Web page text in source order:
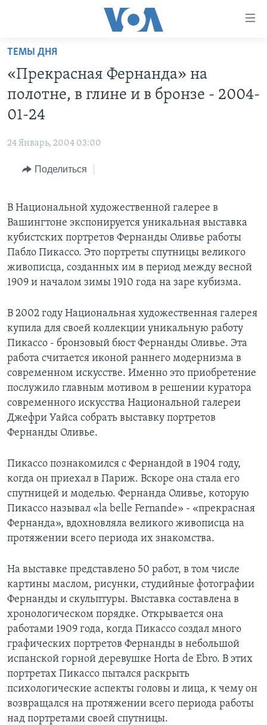
Перейти
основной
контент
Перейти
основной
навигации
Перейти
ПРОГРАММЫ
ИТОГИ
ПОЧЕМУ ЭТО ВАЖНО?
ДЕТАЛИ
НЬЮ-ЙОРК NEW YORK
АМЕРИКА. БОЛЬШОЕ ПУТЕШЕСТВИЕ
ПРОЕКТЫ
НАША АМЕРИКАНСКАЯ ИСТОРИЯ
А КАК В АМЕРИКЕ?
АМЕРИКАНСКИЕ ГОРОДКИ
ТЕСТЫ
ИНТЕРВЬЮ
ФАКТЫ ПРОТИВ ФЕЙКОВ
УЧИМ АНГЛИЙСКИЙ
ВИДЕО
ПОДПИСКА НА НОВОСТИ
Learning English
СОЦИАЛЬНЫЕ СЕТИ
Языки
ТЕМЫ ДНЯ
«Прекрасная Фернанда» на
полотне, в глине и в бронзе - 2004-
01-24
24 Январь, 2004 03:00
Поделиться
В Национальной художественной галерее в
Вашингтоне экспонируется уникальная выставка
кубистских портретов Фернанды Оливье работы
Пабло Пикассо. Это портреты спутницы великого
живописца, созданных им в период между весной
1909 и началом зимы 1910 года на заре кубизма.
В 2002 году Национальная художественная галерея
купила для своей коллекции уникальную работу
Пикассо - бронзовый бюст Фернанды Оливье. Эта
работа считается иконой раннего модернизма в
современном искусстве. Именно это приобретение
послужило главным мотивом в решении куратора
современного искусства Национальной галереи
Джефри Уайса собрать выставку портретов
Фернанды Оливье.
Пикассо познакомился с Фернандой в 1904 году,
когда он приехал в Париж. Вскоре она стала его
спутницей и моделью. Фернанда Оливье, которую
Пикассо называл «la belle Fernande» - «прекрасная
Фернанда», вдохновляла великого живописца на
протяжении всего периода их знакомства.
На выставке представлено 50 работ, в том числе
картины маслом, рисунки, студийные фотографии
Фернанды и скульптуры. Выставка составлена в
хронологическом порядке. Открывается она
работами 1909 года, когда Пикассо создал много
графических портретов Фернанды в небольшой
испанской горной деревушке Horta de Ebro. В этих
портретах Пикассо пытался раскрыть
психологические аспекты головы и лица, к чему он
возвращался на протяжении всего периода работы
над портретами своей спутницы.